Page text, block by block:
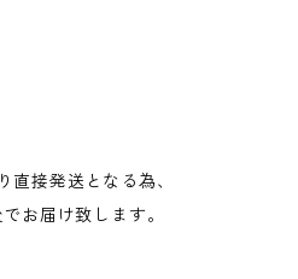
直接発送となる為、
お届け致します。